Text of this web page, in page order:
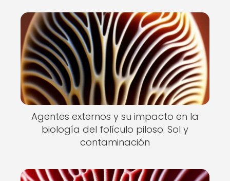
Agentes externos y su impacto en la
biología del folículo piloso: Sol y
contaminación